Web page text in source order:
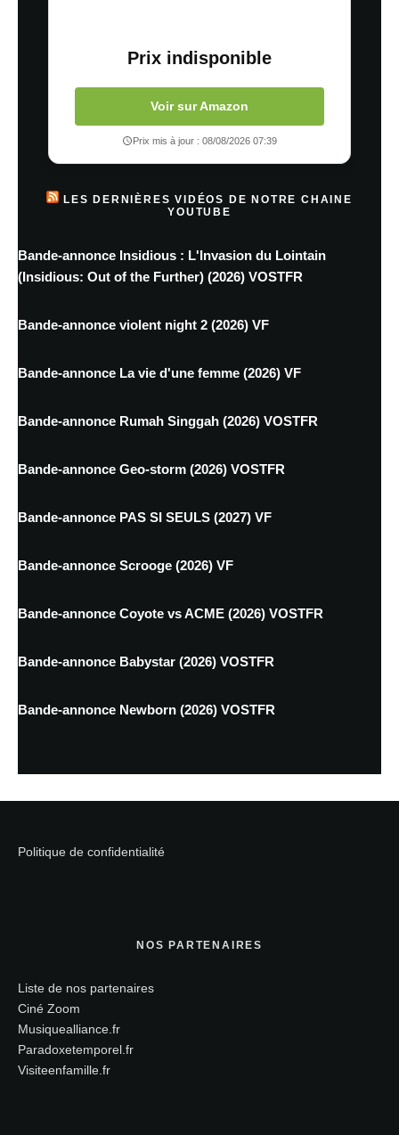
Prix indisponible
Voir sur Amazon
Prix mis à jour : 08/08/2026 07:39
LES DERNIÈRES VIDÉOS DE NOTRE CHAINE
YOUTUBE
Bande-annonce Insidious : L'Invasion du Lointain
(Insidious: Out of the Further) (2026) VOSTFR
Bande-annonce violent night 2 (2026) VF
Bande-annonce La vie d'une femme (2026) VF
Bande-annonce Rumah Singgah (2026) VOSTFR
Bande-annonce Geo-storm (2026) VOSTFR
Bande-annonce PAS SI SEULS (2027) VF
Bande-annonce Scrooge (2026) VF
Bande-annonce Coyote vs ACME (2026) VOSTFR
Bande-annonce Babystar (2026) VOSTFR
Bande-annonce Newborn (2026) VOSTFR
Politique de confidentialité
NOS PARTENAIRES
Liste de nos partenaires
Ciné Zoom
Musiquealliance.fr
Paradoxetemporel.fr
Visiteenfamille.fr